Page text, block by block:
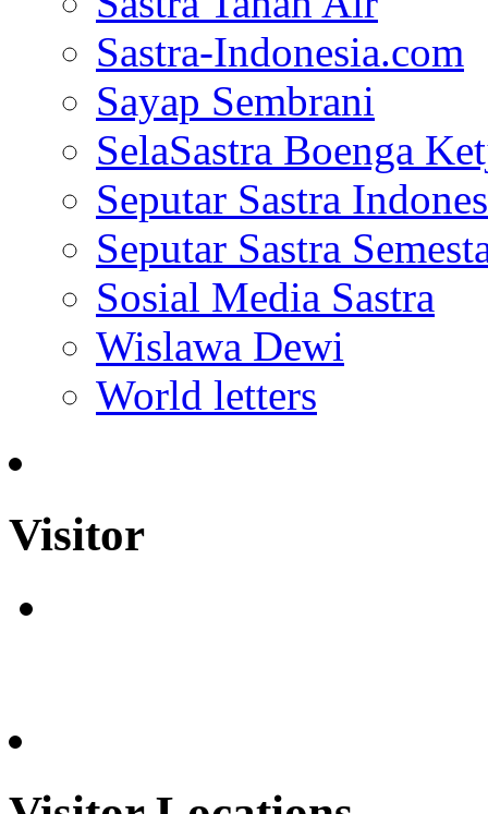
Sastra-Indonesia.com
Sayap Sembrani
SelaSastra Boenga
Seputar Sastra
Seputar Sastra
Sosial Media Sastra
Wislawa Dewi
World letters
Visitor